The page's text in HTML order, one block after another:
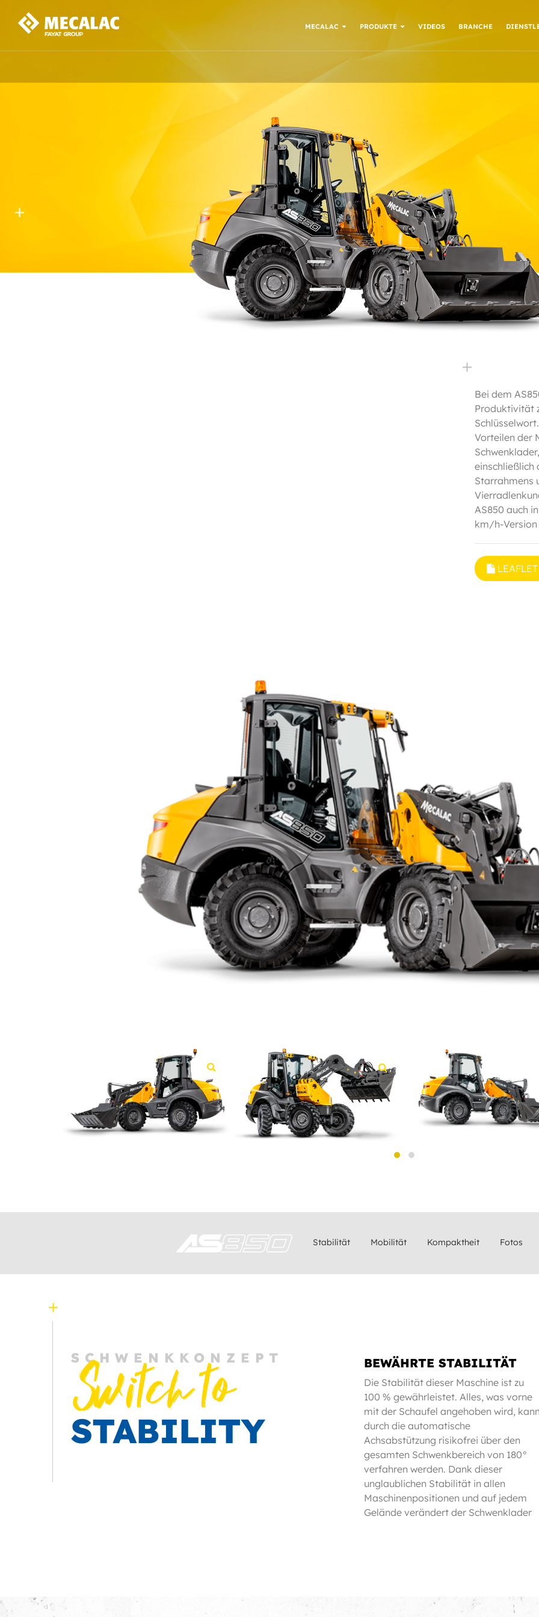
MECALAC PRODUKTE VIDEOS BRANCHE
Bei dem
Produktivität
Vorteilen der
Schwenklader,
einschließlich
Starrahmens
AS850 auch
km/h-
schnelleres
erhältlich. Darüber
bietet der
und die
Schaufelkinematik den
besten
zwischen
Stabilität Mobilität Kompaktheit Fotos
SCHWENKKONZEPT
Switch to
STABILITY
BEWÄHRTE STABILITÄT
Die Stabilität dieser Maschine ist zu
100 % gewährleistet. Alles, was vorne
mit der Schaufel angehoben wird, kann
durch die automatische
Achsabstützung risikofrei über den
gesamten Schwenkbereich von 180°
verfahren werden. Dank dieser
unglaublichen Stabilität in allen
Maschinenpositionen und auf jedem
Gelände verändert der Schwenklader